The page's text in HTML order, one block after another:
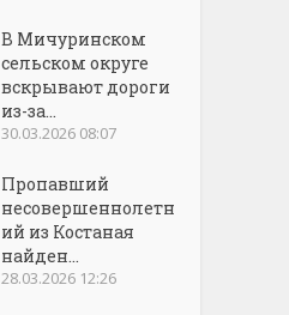
В Мичуринском
сельском округе
вскрывают дороги
из-за...
30.03.2026 08:07
Пропавший
несовершеннолетн
ий из Костаная
найден...
28.03.2026 12:26